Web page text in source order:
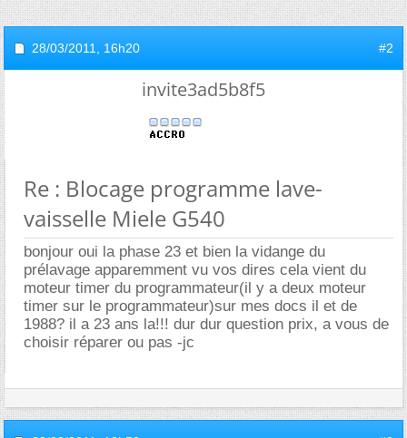
28/03/2011, 16h20 #2
invite3ad5b8f5
Re : Blocage programme lave-
vaisselle Miele G540
bonjour oui la phase 23 et bien la vidange du
prélavage apparemment vu vos dires cela vient du
moteur timer du programmateur(il y a deux moteur
timer sur le programmateur)sur mes docs il et de
1988? il a 23 ans la!!! dur dur question prix, a vous de
choisir réparer ou pas -jc